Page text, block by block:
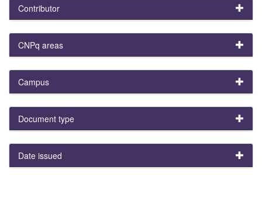
Contributor
CNPq areas
Campus
Document type
Date issued